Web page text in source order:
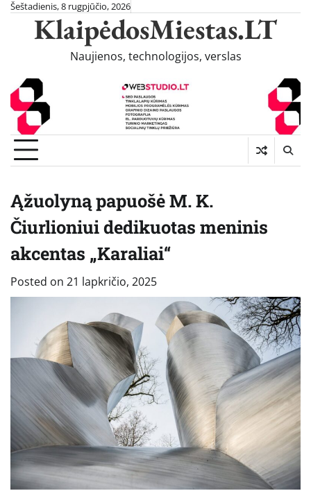
Skip
content
Šeštadienis, 8 rugpjūčio, 2026
KlaipėdosMiestas.LT
Naujienos, technologijos, verslas
Ąžuolyną papuošė M. K.
Čiurlioniui dedikuotas meninis
akcentas „Karaliai“
Posted on 21 lapkričio, 2025